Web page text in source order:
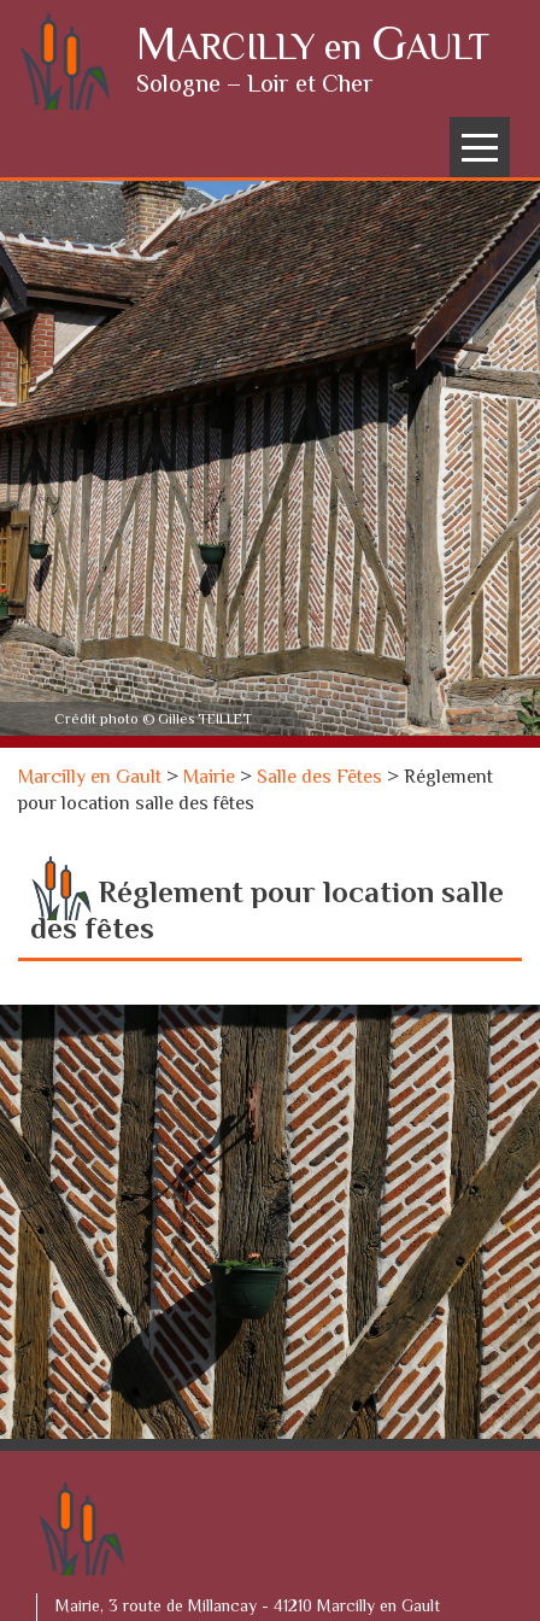
Skip to content MARCILLY en GAULT
Sologne – Loir et Cher
Menu
Crédit photo © Gilles TEILLET
Marcilly en Gault > Mairie > Salle des Fêtes >Réglement
pour location salle des fêtes
Réglement pour location salle
des fêtes
Mairie, 3 route de Millancay - 41210 Marcilly en Gault